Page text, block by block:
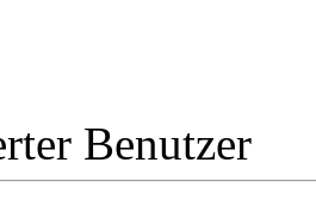
Benutzer